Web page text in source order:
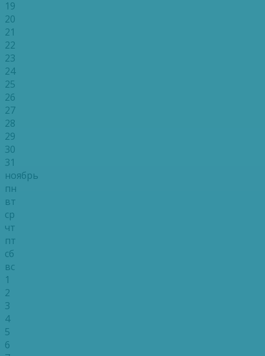
19
20
21
22
23
24
25
26
27
28
29
30
31
ноябрь
пн
вт
ср
чт
пт
сб
вс
1
2
3
4
5
6